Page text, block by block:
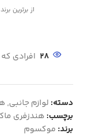
از برترین
28 افرادی
دسته: لوازم جانبی,
برچسب: هندزفری
برند: موکسوم